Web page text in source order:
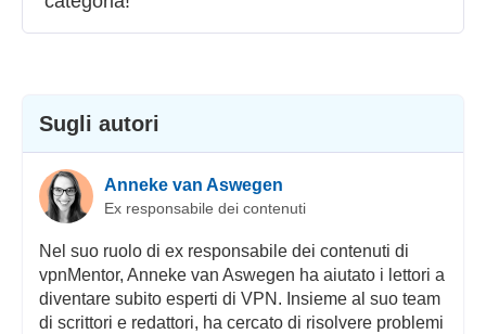
Sugli autori
Anneke van Aswegen
Ex responsabile dei contenuti
Nel suo ruolo di ex responsabile dei contenuti di
vpnMentor, Anneke van Aswegen ha aiutato i lettori a
diventare subito esperti di VPN. Insieme al suo team
di scrittori e redattori, ha cercato di risolvere problemi